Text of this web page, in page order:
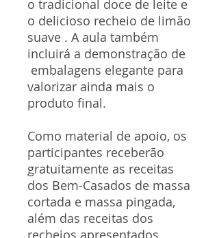
o tradicional doce de leite e
o delicioso recheio de limão
suave . A aula também
incluirá a demonstração de
embalagens elegante para
valorizar ainda mais o
produto final.
Como material de apoio, os
participantes receberão
gratuitamente as receitas
dos Bem-Casados de massa
cortada e massa pingada,
além das receitas dos
recheios apresentados